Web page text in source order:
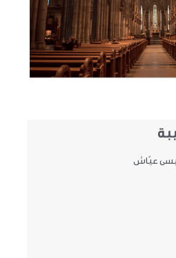
عيّاش